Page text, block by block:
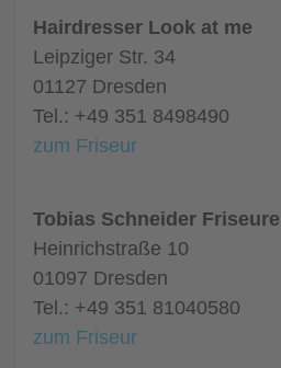
Hairdresser Look at me
Leipziger Str. 34
01127 Dresden
Tel.: +49 351 8498490
zum Friseur
Tobias Schneider Friseure
Heinrichstraße 10
01097 Dresden
Tel.: +49 351 81040580
zum Friseur